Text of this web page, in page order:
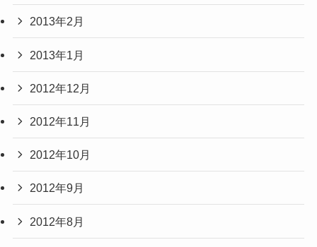
2013年2月
2013年1月
2012年12月
2012年11月
2012年10月
2012年9月
2012年8月